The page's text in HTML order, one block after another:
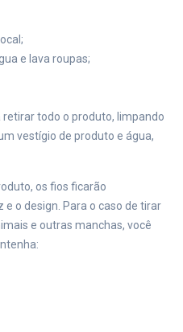
e lava roupas;
retirar todo o produto, limpando
vestígio de produto e água,
os fios ficarão
o design. Para o caso de tirar
e outras manchas, você